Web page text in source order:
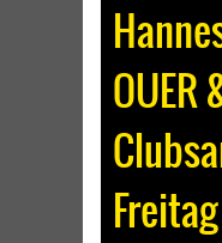
OUER
Freitag